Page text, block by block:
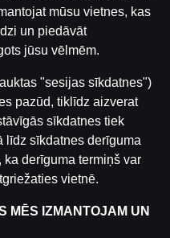
Kā arī Raimonds atklās
organizēšanas
diena | Intervijas
mūsu vietnes, kas
un piedāvāt
jūsu vēlmēm.
"sesijas sīkdatnes")
pazūd, tiklīdz aizverat
sīkdatnes tiek
līdz sīkdatnes derīguma
derīguma termiņš var
vietnē.
MĒS IZMANTOJAM UN